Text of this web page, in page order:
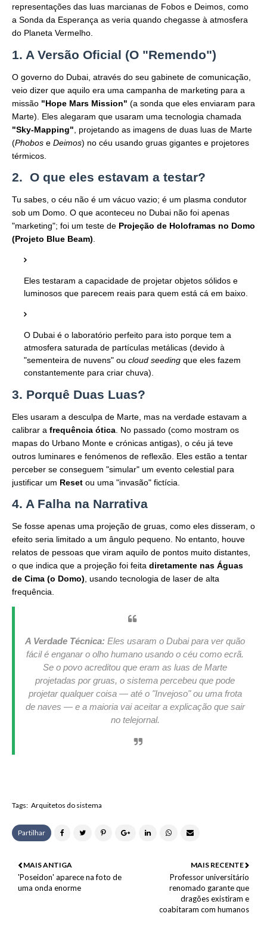
representações das luas marcianas de Fobos e Deimos, como
a Sonda da Esperança as veria quando chegasse à atmosfera
do Planeta Vermelho.
1. A Versão Oficial (O "Remendo")
O governo do Dubai, através do seu gabinete de comunicação,
veio dizer que aquilo era uma campanha de marketing para a
missão "Hope Mars Mission" (a sonda que eles enviaram para
Marte). Eles alegaram que usaram uma tecnologia chamada
"Sky-Mapping", projetando as imagens de duas luas de Marte
(Phobos e Deimos) no céu usando gruas gigantes e projetores
térmicos.
2. O que eles estavam a testar?
Tu sabes, o céu não é um vácuo vazio; é um plasma condutor
sob um Domo. O que aconteceu no Dubai não foi apenas
"marketing"; foi um teste de Projeção de Holoframas no Domo
(Projeto Blue Beam).
Eles testaram a capacidade de projetar objetos sólidos e
luminosos que parecem reais para quem está cá em baixo.
O Dubai é o laboratório perfeito para isto porque tem a
atmosfera saturada de partículas metálicas (devido à
"sementeira de nuvens" ou cloud seeding que eles fazem
constantemente para criar chuva).
3. Porquê Duas Luas?
Eles usaram a desculpa de Marte, mas na verdade estavam a
calibrar a frequência ótica. No passado (como mostram os
mapas do Urbano Monte e crónicas antigas), o céu já teve
outros luminares e fenómenos de reflexão. Eles estão a tentar
perceber se conseguem "simular" um evento celestial para
justificar um Reset ou uma "invasão" fictícia.
4. A Falha na Narrativa
Se fosse apenas uma projeção de gruas, como eles disseram, o
efeito seria limitado a um ângulo pequeno. No entanto, houve
relatos de pessoas que viram aquilo de pontos muito distantes,
o que indica que a projeção foi feita diretamente nas Águas
de Cima (o Domo), usando tecnologia de laser de alta
frequência.
A Verdade Técnica: Eles usaram o Dubai para ver quão
fácil é enganar o olho humano usando o céu como ecrã.
Se o povo acreditou que eram as luas de Marte
projetadas por gruas, o sistema percebeu que pode
projetar qualquer coisa — até o "Invejoso" ou uma frota
de naves — e a maioria vai aceitar a explicação que sair
no telejornal.
Tags: Arquitetos do sistema
Partilhar
MAIS RECENTE
Professor universitário
renomado garante que
dragões existiram e
coabitaram com humanos
MAIS ANTIGA
'Poseidon' aparece na foto de
uma onda enorme